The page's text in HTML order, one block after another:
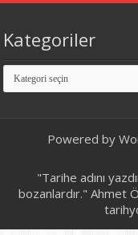
Kategoriler
Kategoriler
Powered by
"Tarihe adını
bozanlardır." Ahmet